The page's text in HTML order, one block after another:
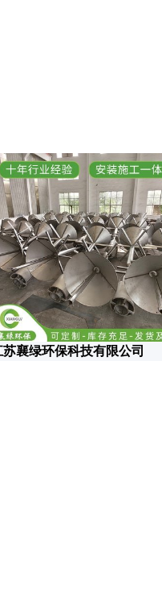
苏襄绿环保科技有限公司